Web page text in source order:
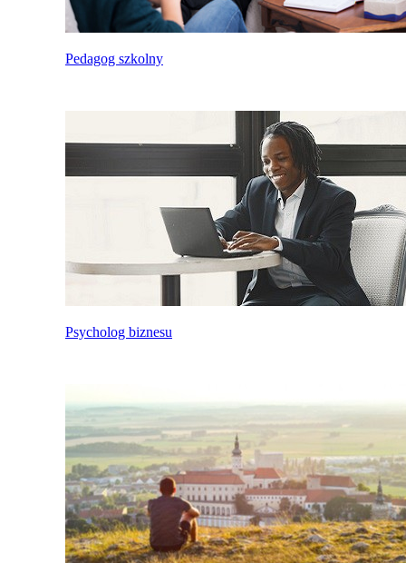
Pedagog szkolny
Psycholog biznesu